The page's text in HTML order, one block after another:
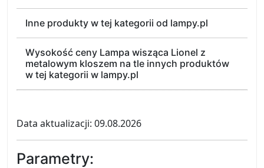
Inne produkty w tej kategorii od lampy.pl
Wysokość ceny Lampa wisząca Lionel z
metalowym kloszem na tle innych produktów
w tej kategorii w lampy.pl
Data aktualizacji: 09.08.2026
Parametry: